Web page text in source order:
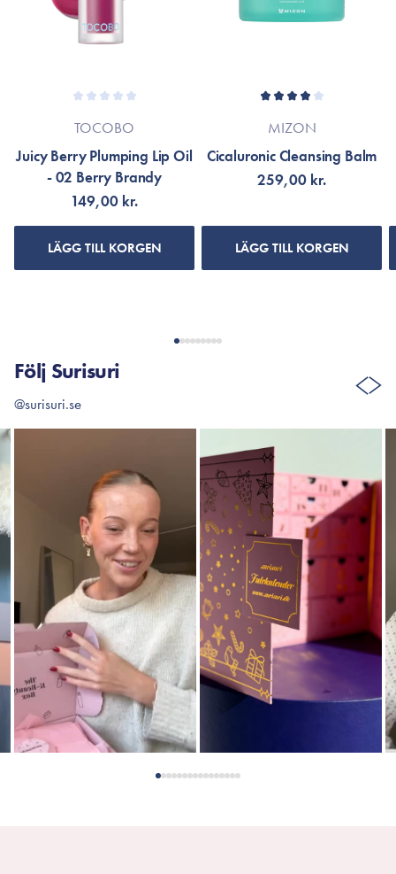
TOCOBO
Juicy Berry Plumping Lip Oil
- 02 Berry Brandy
149,00 kr.
LÄGG TILL KORGEN
MIZON
Cicaluronic Cleansing Balm
259,00 kr.
LÄGG TILL KORGEN
Följ Surisuri
@surisuri.se